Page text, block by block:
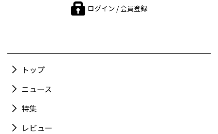
ログイン / 会員登録
トップ
ニュース
特集
レビュー